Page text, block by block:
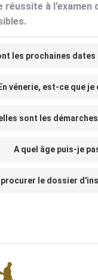
à
les prochaines
En vénerie, est-ce que
sont les
A quel âge puis-je
procurer le dossier